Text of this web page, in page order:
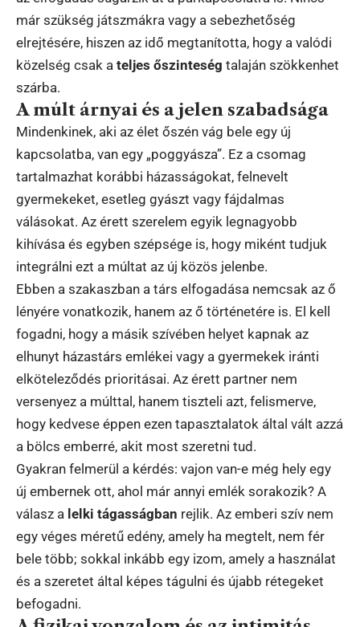
már szükség játszmákra vagy a sebezhetőség
elrejtésére, hiszen az idő megtanította, hogy a valódi
közelség csak a teljes őszinteség talaján szökkenhet
szárba.
A múlt árnyai és a jelen szabadsága
Mindenkinek, aki az élet őszén vág bele egy új
kapcsolatba, van egy „poggyásza”. Ez a csomag
tartalmazhat korábbi házasságokat, felnevelt
gyermekeket, esetleg gyászt vagy fájdalmas
válásokat. Az érett szerelem egyik legnagyobb
kihívása és egyben szépsége is, hogy miként tudjuk
integrálni ezt a múltat az új közös jelenbe.
Ebben a szakaszban a társ elfogadása nemcsak az ő
lényére vonatkozik, hanem az ő történetére is. El kell
fogadni, hogy a másik szívében helyet kapnak az
elhunyt házastárs emlékei vagy a gyermekek iránti
elköteleződés prioritásai. Az érett partner nem
versenyez a múlttal, hanem tiszteli azt, felismerve,
hogy kedvese éppen ezen tapasztalatok által vált azzá
a bölcs emberré, akit most szeretni tud.
Gyakran felmerül a kérdés: vajon van-e még hely egy
új embernek ott, ahol már annyi emlék sorakozik? A
válasz a lelki tágasságban rejlik. Az emberi szív nem
egy véges méretű edény, amely ha megtelt, nem fér
bele több; sokkal inkább egy izom, amely a használat
és a szeretet által képes tágulni és újabb rétegeket
befogadni.